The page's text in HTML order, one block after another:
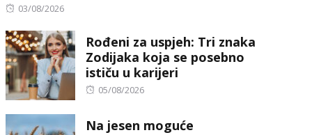
Posted
03/08/2026
Rođeni za uspjeh: Tri znaka
Zodijaka koja se posebno
ističu u karijeri
Posted
05/08/2026
Na jesen moguće